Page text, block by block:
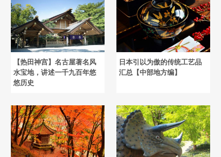
【热田神宫】名古屋著名风
水宝地，讲述一千九百年悠
悠历史
日本引以为傲的传统工艺品
汇总【中部地方编】